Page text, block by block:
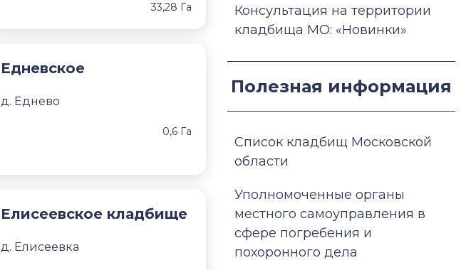
33,28 Га
Едневское
д. Еднево
0,6 Га
Елисеевское кладбище
д. Елисеевка
Консультация на территории
кладбища МО: «Новинки»
Полезная информация
Список кладбищ Московской
области
Уполномоченные органы
местного самоуправления в
сфере погребения и
похоронного дела